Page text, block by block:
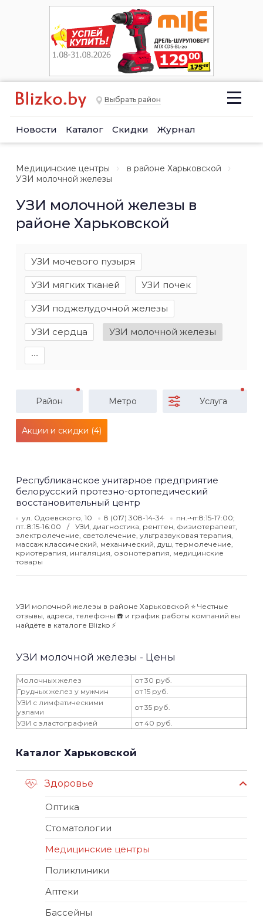
Выбрать район
Новости Каталог Скидки Журнал
Медицинские центры
в районе Харьковской
УЗИ молочной железы
УЗИ молочной железы в
районе Харьковской
УЗИ мочевого пузыря
УЗИ мягких тканей УЗИ почек
УЗИ поджелудочной железы
УЗИ сердца УЗИ молочной железы
∙∙∙
Район Метро Услуга
Акции и скидки (4)
Республиканское унитарное предприятие
белорусский протезно-ортопедический
восстановительный центр
ул. Одоевского, 10 8 (017) 308-14-34
пн.-чт:8:15-17:00;
пт.:8:15-16:00
УЗИ, диагностика, рентген, физиотерапевт,
электролечение, светолечение, ультразвуковая терапия,
массаж классический, механический, душ, термолечение,
криотерапия, ингаляция, озонотерапия, медицинские
товары
УЗИ молочной железы в районе Харьковской ⭐️ Честные
отзывы, адреса, телефоны ☎️ и график работы компаний вы
найдёте в каталоге Blizko ⚡️
УЗИ молочной железы - Цены
Молочных желез
от 30 руб.
Грудных желез у мужчин
от 15 руб.
УЗИ с лимфатическими
узлами
от 35 руб.
УЗИ с эластографией
от 40 руб.
Каталог Харьковской
Здоровье
Оптика
Стоматологии
Медицинские центры
Поликлиники
Аптеки
Бассейны